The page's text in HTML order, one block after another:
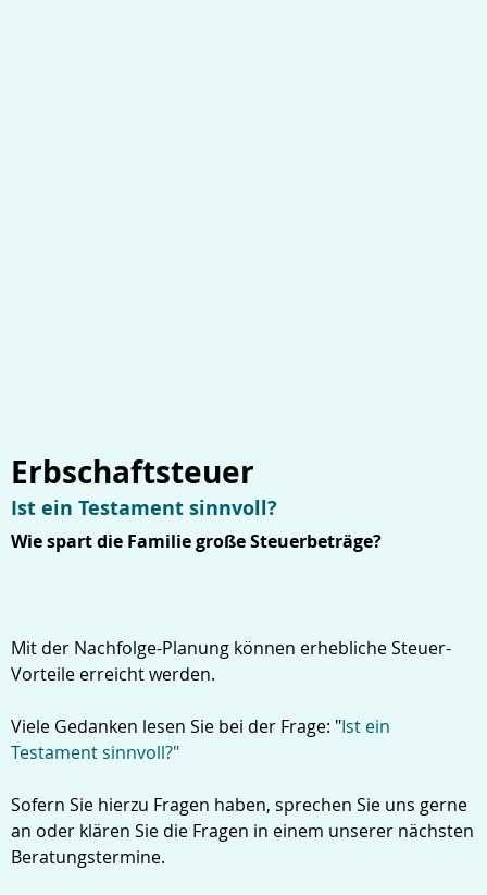
Erbschaftsteuer
Ist ein Testament sinnvoll?
Wie spart die Familie große Steuerbeträge?
Mit der Nachfolge-Planung können erhebliche Steuer-
Vorteile erreicht werden.
Viele Gedanken lesen Sie bei der Frage: "Ist ein
Testament sinnvoll?"
Sofern Sie hierzu Fragen haben, sprechen Sie uns gerne
an oder klären Sie die Fragen in einem unserer nächsten
Beratungstermine.